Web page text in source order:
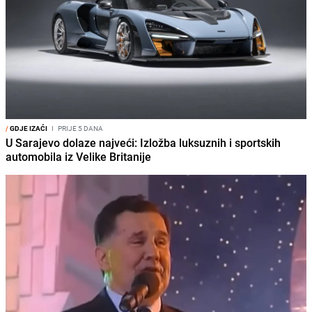
/GDJE IZAĆI I PRIJE 5 DANA
U Sarajevo dolaze najveći: Izložba luksuznih i sportskih
automobila iz Velike Britanije